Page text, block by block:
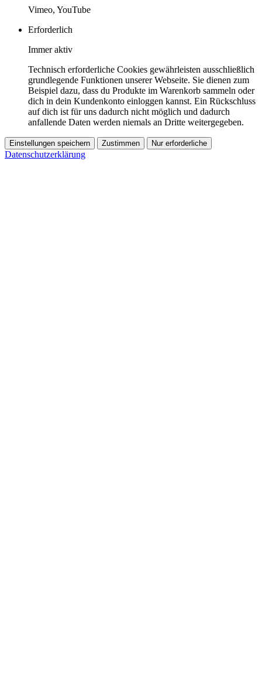
Vimeo, YouTube
Erforderlich
Immer aktiv
Technisch erforderliche Cookies gewährleisten ausschließlich
grundlegende Funktionen unserer Webseite. Sie dienen zum
Beispiel dazu, dass du Produkte im Warenkorb sammeln oder
dich in dein Kundenkonto einloggen kannst. Ein Rückschluss
auf dich ist für uns dadurch nicht möglich und dadurch
anfallende Daten werden niemals an Dritte weitergegeben.
Einstellungen speichern Zustimmen Nur erforderliche
Datenschutzerklärung